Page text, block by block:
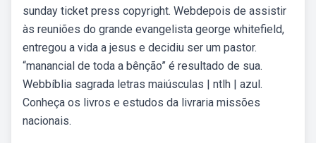
sunday ticket press copyright. Webdepois de assistir
às reuniões do grande evangelista george whitefield,
entregou a vida a jesus e decidiu ser um pastor.
“manancial de toda a bênção” é resultado de sua.
Webbíblia sagrada letras maiúsculas | ntlh | azul.
Conheça os livros e estudos da livraria missões
nacionais.